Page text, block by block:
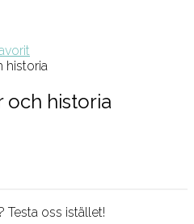
historia
och historia
Testa oss istället!